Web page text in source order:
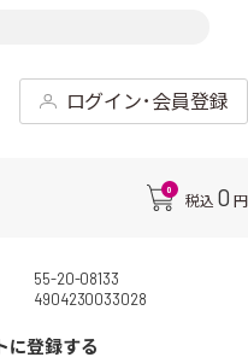
ログイン･会員登録
0
税込 0 円
55-20-08133
4904230033028
に登録する